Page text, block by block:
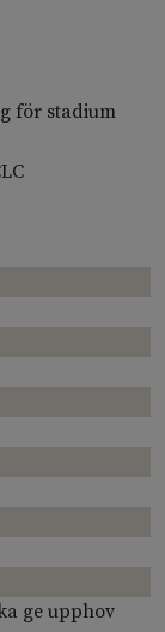
för stadium
ge upphov